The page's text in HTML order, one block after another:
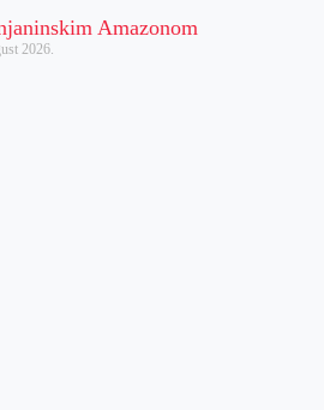
Amazonom
2026.